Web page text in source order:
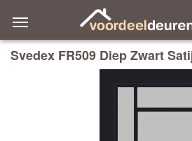
Svedex FR509 Diep Zwart